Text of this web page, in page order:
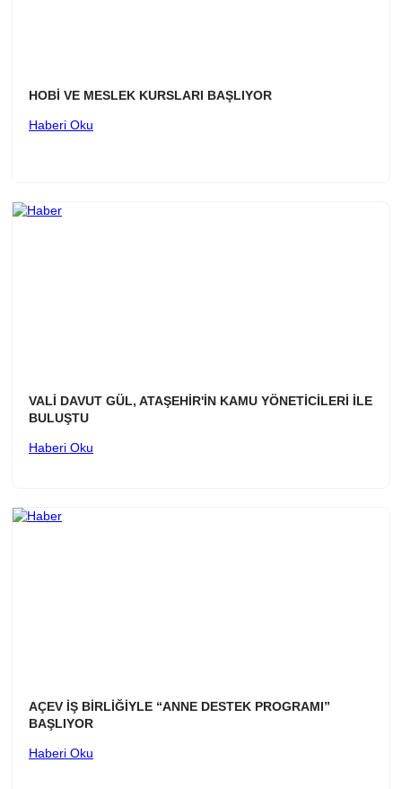
HOBİ VE MESLEK KURSLARI BAŞLIYOR
Haberi Oku
VALİ DAVUT GÜL, ATAŞEHİR'İN KAMU YÖNETİCİLERİ İLE
BULUŞTU
Haberi Oku
AÇEV İŞ BİRLİĞİYLE “ANNE DESTEK PROGRAMI”
BAŞLIYOR
Haberi Oku